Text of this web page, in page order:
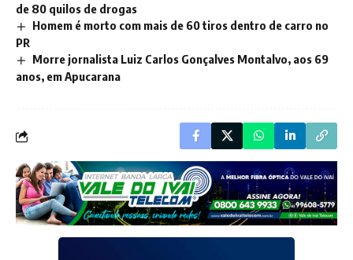
de 80 quilos de drogas
Homem é morto com mais de 60 tiros dentro de carro no
PR
Morre jornalista Luiz Carlos Gonçalves Montalvo, aos 69
anos, em Apucarana